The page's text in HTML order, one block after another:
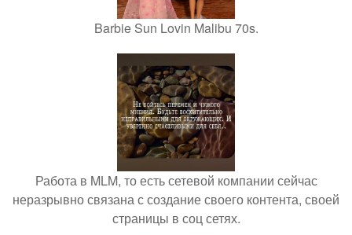
Barbie Sun Lovin Malibu 70s.
Работа в MLM, то есть сетевой компании сейчас
неразрывно связана с создание своего контента, своей
страницы в соц сетях.